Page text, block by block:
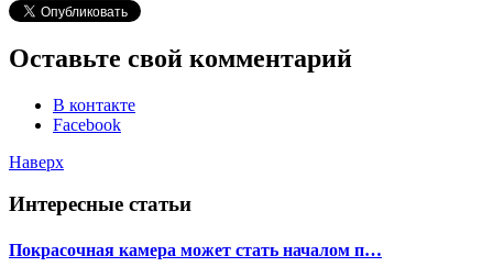
Оставьте свой комментарий
В контакте
Facebook
Наверх
Интересные статьи
Покрасочная камера может стать началом п…